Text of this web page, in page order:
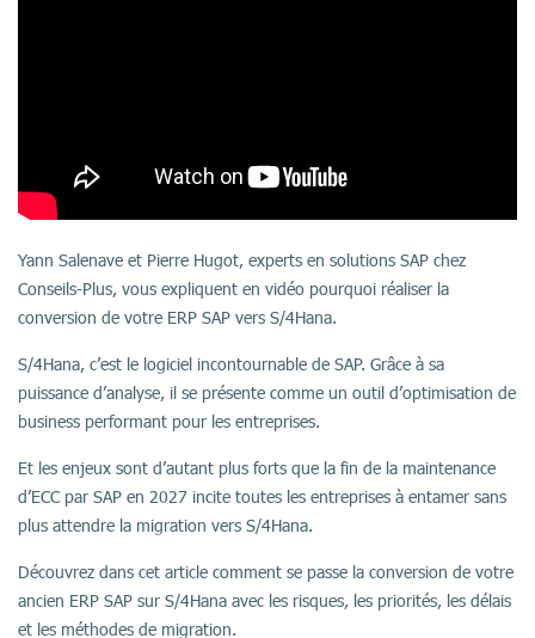
Yann Salenave et Pierre Hugot, experts en solutions SAP chez
Conseils-Plus, vous expliquent en vidéo pourquoi réaliser la
conversion de votre ERP SAP vers S/4Hana.
S/4Hana, c’est le logiciel incontournable de SAP. Grâce à sa
puissance d’analyse, il se présente comme un outil d’optimisation de
business performant pour les entreprises.
Et les enjeux sont d’autant plus forts que la fin de la maintenance
d’ECC par SAP en 2027 incite toutes les entreprises à entamer sans
plus attendre la migration vers S/4Hana.
Découvrez dans cet article comment se passe la conversion de votre
ancien ERP SAP sur S/4Hana avec les risques, les priorités, les délais
et les méthodes de migration.